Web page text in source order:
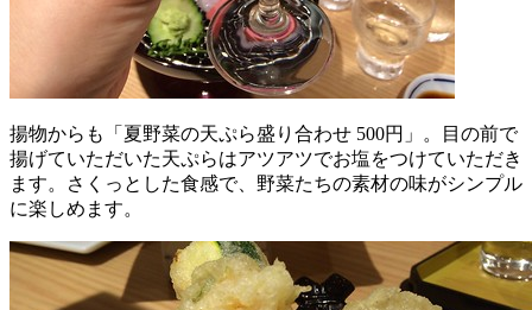
揚物からも「夏野菜の天ぷら盛り合わせ 500円」。目の前で
揚げていただいた天ぷらはアツアツでお塩をつけていただき
ます。さくっとした食感で、野菜たちの素材の味がシンプル
に楽しめます。